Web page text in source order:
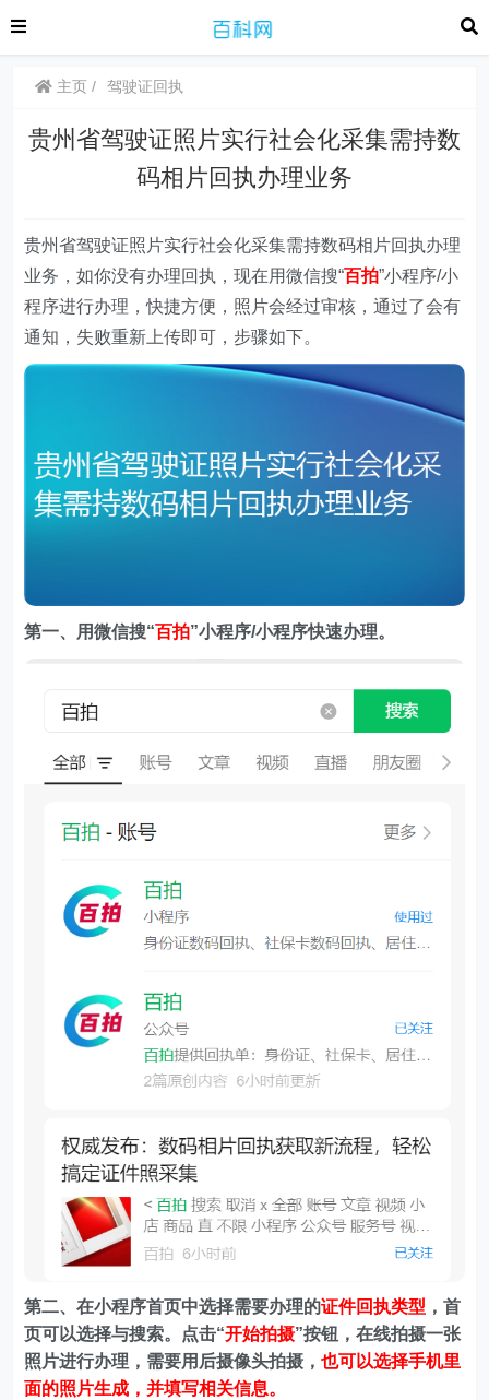
主页 驾驶证回执
贵州省驾驶证照片实行社会化采集需持数
码相片回执办理业务
贵州省驾驶证照片实行社会化采集需持数码相片回执办理
业务，如你没有办理回执，现在用微信搜“百拍”小程序/小
程序进行办理，快捷方便，照片会经过审核，通过了会有
通知，失败重新上传即可，步骤如下。
第一、用微信搜“百拍”小程序/小程序快速办理。
第二、在小程序首页中选择需要办理的证件回执类型 ，首
页可以选择与搜索。
点击“开始拍摄”按钮，在线拍摄一张
照片进行办理，需要用后摄像头拍摄，也可以选择手机里
面的照片生成，并填写相关信息。